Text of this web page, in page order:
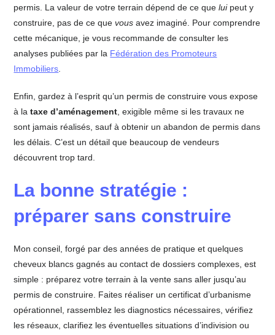
permis. La valeur de votre terrain dépend de ce queluipeut y
construire, pas de ce quevous avez imaginé. Pour comprendre
cette mécanique, je vous recommande de consulter les
analyses publiées par la Fédération des Promoteurs
Immobiliers
Enfin, gardez à l’esprit qu’un permis de construire vous expose
à lataxe d’aménagement , exigible même si les travaux ne
sont jamais réalisés, sauf à obtenir un abandon de permis dans
les délais. C’est un détail que beaucoup de vendeurs
découvrent trop tard.
La bonne stratégie :
préparer sans construire
Mon conseil, forgé par des années de pratique et quelques
cheveux blancs gagnés au contact de dossiers complexes, est
simple : préparez votre terrain à la vente sans aller jusqu’au
permis de construire. Faites réaliser un certificat d’urbanisme
opérationnel, rassemblez les diagnostics nécessaires, vérifiez
les réseaux, clarifiez les éventuelles situations d’indivision ou